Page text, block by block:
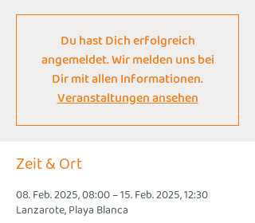
Du hast Dich erfolgreich
angemeldet. Wir melden uns bei
Dir mit allen Informationen.
Veranstaltungen ansehen
Zeit & Ort
08. Feb. 2025, 08:00 – 15. Feb. 2025, 12:30
Lanzarote, Playa Blanca